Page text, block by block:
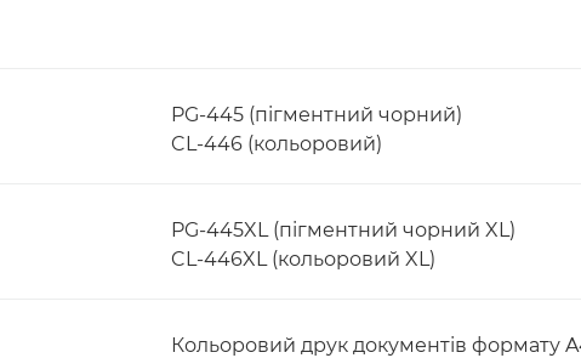
PG-445 (пігментний чорний)
CL-446 (кольоровий)
PG-445XL (пігментний чорний XL)
CL-446XL (кольоровий XL)
Кольоровий друк документів формату